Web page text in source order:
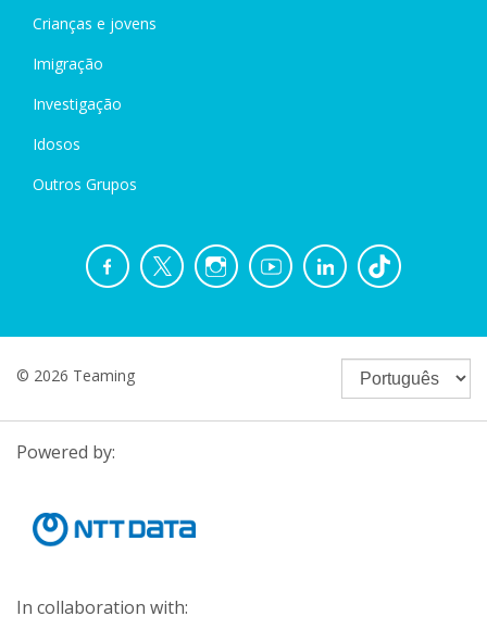
Crianças e jovens
Imigração
Investigação
Idosos
Outros Grupos
© 2026 Teaming
Powered by:
In collaboration with: